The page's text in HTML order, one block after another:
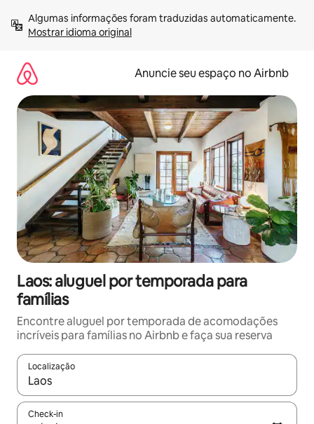
para
Mostrar idioma original
Anuncie seu espaço no Airbnb
Laos: aluguel por temporada para
famílias
Encontre aluguel por temporada de acomodações
incríveis para famílias no Airbnb e faça sua reserva
Localização
Quando os resultados estiverem disponíveis, explore-os
Check-in